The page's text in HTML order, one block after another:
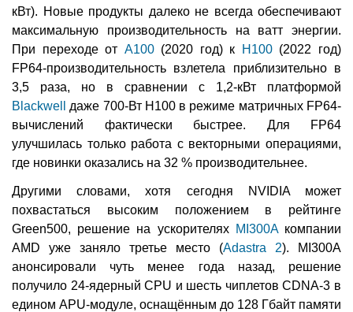
кВт). Новые продукты далеко не всегда обеспечивают
максимальную производительность на ватт энергии.
При переходе от A100(2020 год) к H100(2022 год)
FP64-производительность взлетела приблизительно в
3,5 раза, но в сравнении с 1,2-кВт платформой
Blackwell
даже 700-Вт H100 в режиме матричных FP64-
вычислений фактически быстрее. Для FP64
улучшилась только работа с векторными операциями,
где новинки оказались на 32 % производительнее.
Другими словами, хотя сегодня NVIDIA может
похвастаться высоким положением в рейтинге
Green500, решение на ускорителях MI300Aкомпании
AMD уже заняло третье место (Adastra 2). MI300A
анонсировали чуть менее года назад, решение
получило 24-ядерный CPU и шесть чиплетов CDNA-3 в
едином APU-модуле, оснащённым до 128 Гбайт памяти